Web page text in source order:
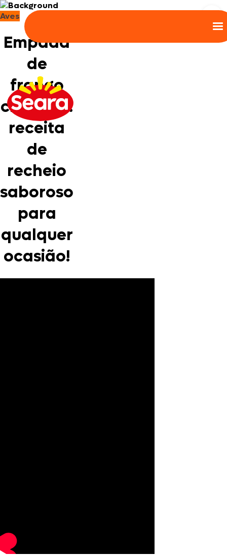
Aves
Empada
de
frango
cremosa:
receita
de
recheio
saboroso
para
qualquer
ocasião!